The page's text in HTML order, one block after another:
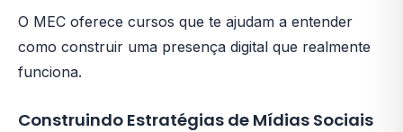
O MEC oferece cursos que te ajudam a entender
como construir uma presença digital que realmente
funciona.
Construindo Estratégias de Mídias Sociais